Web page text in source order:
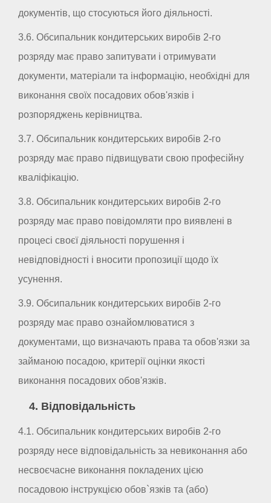
документів, що стосуються його діяльності.
3.6. Обсипальник кондитерських виробів 2-го
розряду має право запитувати і отримувати
документи, матеріали та інформацію, необхідні для
виконання своїх посадових обов'язків і
розпоряджень керівництва.
3.7. Обсипальник кондитерських виробів 2-го
розряду має право підвищувати свою професійну
кваліфікацію.
3.8. Обсипальник кондитерських виробів 2-го
розряду має право повідомляти про виявлені в
процесі своєї діяльності порушення і
невідповідності і вносити пропозиції щодо їх
усунення.
3.9. Обсипальник кондитерських виробів 2-го
розряду має право ознайомлюватися з
документами, що визначають права та обов'язки за
займаною посадою, критерії оцінки якості
виконання посадових обов'язків.
4. Відповідальність
4.1. Обсипальник кондитерських виробів 2-го
розряду несе відповідальність за невиконання або
несвоєчасне виконання покладених цією
посадовою інструкцією обов`язків та (або)